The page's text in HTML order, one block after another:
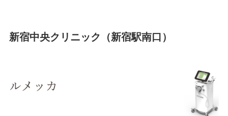
新宿中央クリニック（新宿駅南口）